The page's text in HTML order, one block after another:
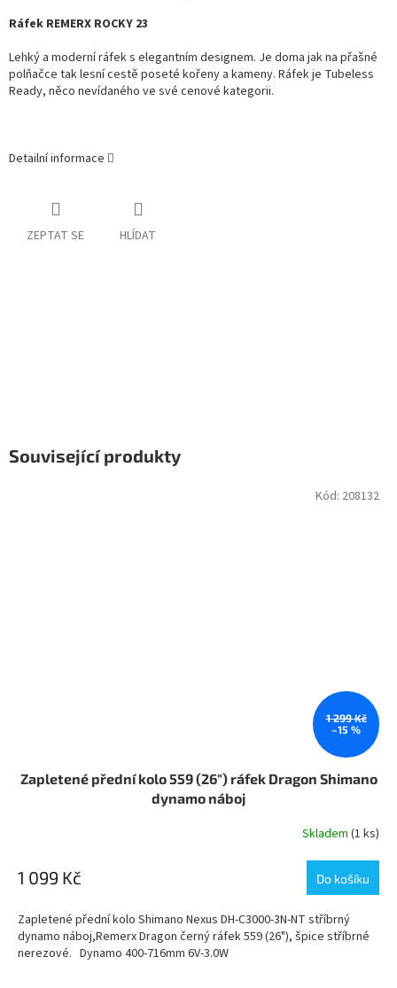
Ráfek REMERX ROCKY 23
Lehký a moderní ráfek s elegantním designem. Je doma jak na přašné
polňačce tak lesní cestě poseté kořeny a kameny. Ráfek je Tubeless
Ready, něco nevídaného ve své cenové kategorii.
Detailní informace
ZEPTAT SE HLÍDAT
Související produkty
1 299 Kč
–15 %
Zapletené přední kolo 559 (26") ráfek Dragon Shimano
dynamo náboj
Skladem (1 ks)
1 099 Kč Do košíku
Zapletené přední kolo Shimano Nexus DH-C3000-3N-NT stříbrný
dynamo náboj,Remerx Dragon černý ráfek 559 (26"), špice stříbrné
nerezové. Dynamo 400-716mm 6V-3.0W
Kód: 208132